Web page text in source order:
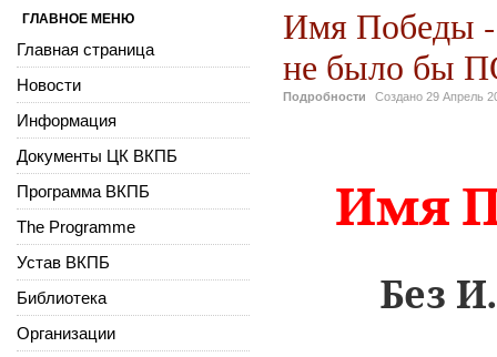
Имя Победы
не было бы
Подробности Создано 29 Апрель
Имя
Без
ГЛАВНОЕ МЕНЮ
Главная страница
Новости
Информация
Документы ЦК ВКПБ
Программа ВКПБ
The Programme
Устав ВКПБ
Библиотека
Организации